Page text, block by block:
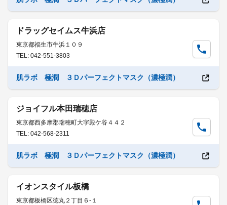
ドラッグセイムス牛浜店
東京都福生市牛浜１０９
TEL: 042-551-3803
肌ラボ 極潤 ３Ｄパーフェクトマスク（濃極潤）
ジョイフル本田瑞穂店
東京都西多摩郡瑞穂町大字殿ケ谷４４２
TEL: 042-568-2311
肌ラボ 極潤 ３Ｄパーフェクトマスク（濃極潤）
イオンスタイル板橋
東京都板橋区徳丸２丁目６-１